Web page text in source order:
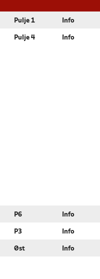
Pulje 1 Info
Pulje 4 Info
P6 Info
P3 Info
Øst Info